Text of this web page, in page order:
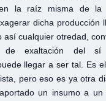
la raíz misma de la
dicha producción
así cualquier otredad,
de exaltación del
llegar a ser tal. Es
pero eso es ya otra
un insumo a